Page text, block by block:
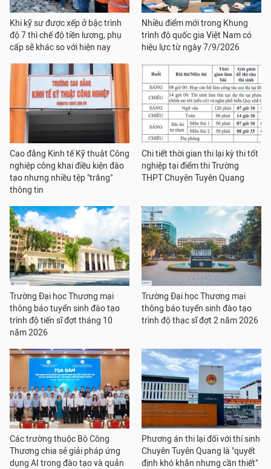
Khi kỹ sư được xếp ở bậc trình
độ 7 thì chế độ tiền lương, phụ
cấp sẽ khác so với hiện nay
Nhiều điểm mới trong Khung
trình độ quốc gia Việt Nam có
hiệu lực từ ngày 7/9/2026
Cao đẳng Kinh tế Kỹ thuật Công
nghiệp công khai điều kiện đào
tạo nhưng nhiều tệp "trắng"
thông tin
Chi tiết thời gian thi lại kỳ thi tốt
nghiệp tại điểm thi Trường
THPT Chuyên Tuyên Quang
Trường Đại học Thương mại
thông báo tuyển sinh đào tạo
trình độ tiến sĩ đợt tháng 10
năm 2026
Trường Đại học Thương mại
thông báo tuyển sinh đào tạo
trình độ thạc sĩ đợt 2 năm 2026
Các trường thuộc Bộ Công
Thương chia sẻ giải pháp ứng
dụng AI trong đào tạo và quản
Phương án thi lại đối với thí sinh
Chuyên Tuyên Quang là "quyết
định khó khăn nhưng cần thiết"